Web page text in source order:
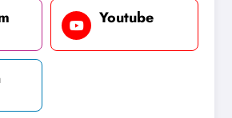
Youtube